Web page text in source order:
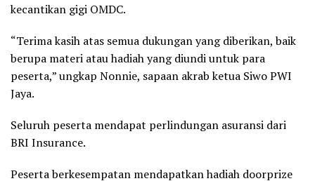
kecantikan gigi OMDC.
“Terima kasih atas semua dukungan yang diberikan, baik
berupa materi atau hadiah yang diundi untuk para
peserta,” ungkap Nonnie, sapaan akrab ketua Siwo PWI
Jaya.
Seluruh peserta mendapat perlindungan asuransi dari
BRI Insurance.
Peserta berkesempatan mendapatkan hadiah doorprize